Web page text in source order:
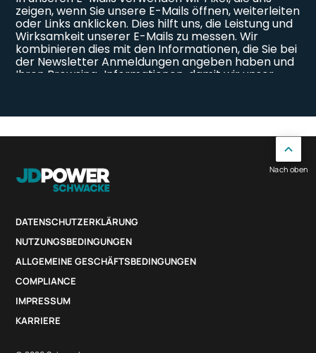
DATENSCHUTZERKLÄRUNG
NUTZUNGSBEDINGUNGEN
ALLGEMEINE GESCHÄFTSBEDINGUNGEN
COMPLIANCE
IMPRESSUM
KARRIERE
Nach oben